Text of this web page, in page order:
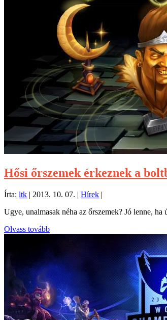
Hősi őrszemek érkeznek a
Írta: ltk | 2013. 10. 07. | Hírek |
Ugye, unalmasak néha az őrszemek? Jó lenne,
Olvass tovább